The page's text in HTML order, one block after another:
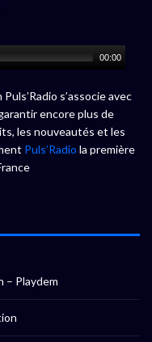
00:00
s’associe avec
encore plus de
les nouveautés et les
Puls’Radio la première
– Playdem